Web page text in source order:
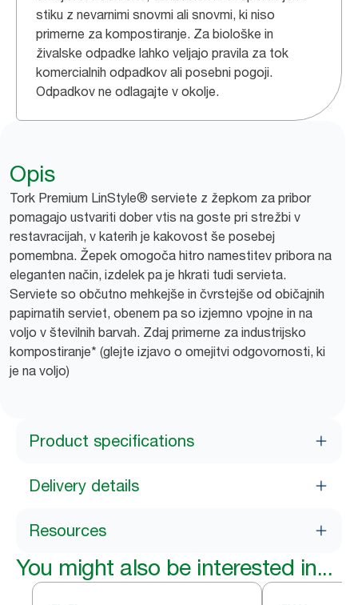
stiku z nevarnimi snovmi ali snovmi, ki niso
primerne za kompostiranje. Za biološke in
živalske odpadke lahko veljajo pravila za tok
komercialnih odpadkov ali posebni pogoji.
Odpadkov ne odlagajte v okolje.
Opis
Tork Premium LinStyle® serviete z žepkom za pribor
pomagajo ustvariti dober vtis na goste pri strežbi v
restavracijah, v katerih je kakovost še posebej
pomembna. Žepek omogoča hitro namestitev pribora na
eleganten način, izdelek pa je hkrati tudi servieta.
Serviete so občutno mehkejše in čvrstejše od običajnih
papirnatih serviet, obenem pa so izjemno vpojne in na
voljo v številnih barvah. Zdaj primerne za industrijsko
kompostiranje* (glejte izjavo o omejitvi odgovornosti, ki
je na voljo)
Product specifications
Delivery details
Resources
You might also be interested in...